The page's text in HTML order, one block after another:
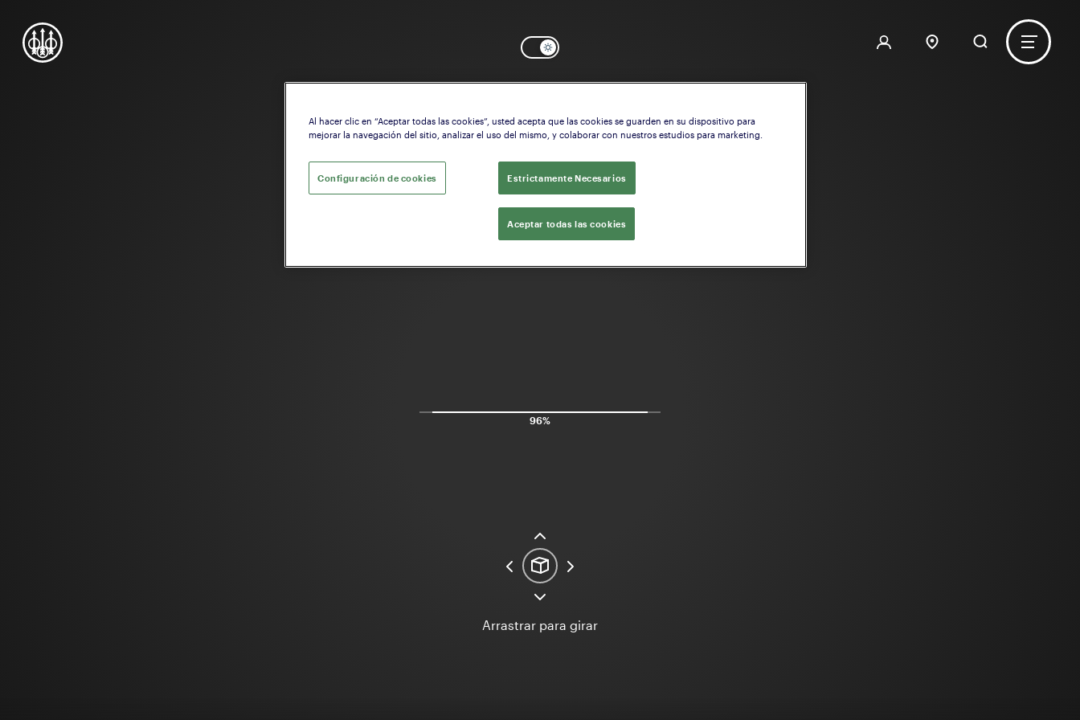
¿Necesita ayuda? Comenzar a configurar la Central OK
100%
Arrastrar para girar
Al hacer clic en “Aceptar todas las cookies”, usted acepta que las cookies se guarden en su dispositivo para
mejorar la navegación del sitio, analizar el uso del mismo, y colaborar con nuestros estudios para marketing.
Estrictamente Necesarios
Aceptar todas las cookies
Configuración de cookies